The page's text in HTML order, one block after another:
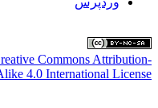
Commons Attribution-
4.0 International License